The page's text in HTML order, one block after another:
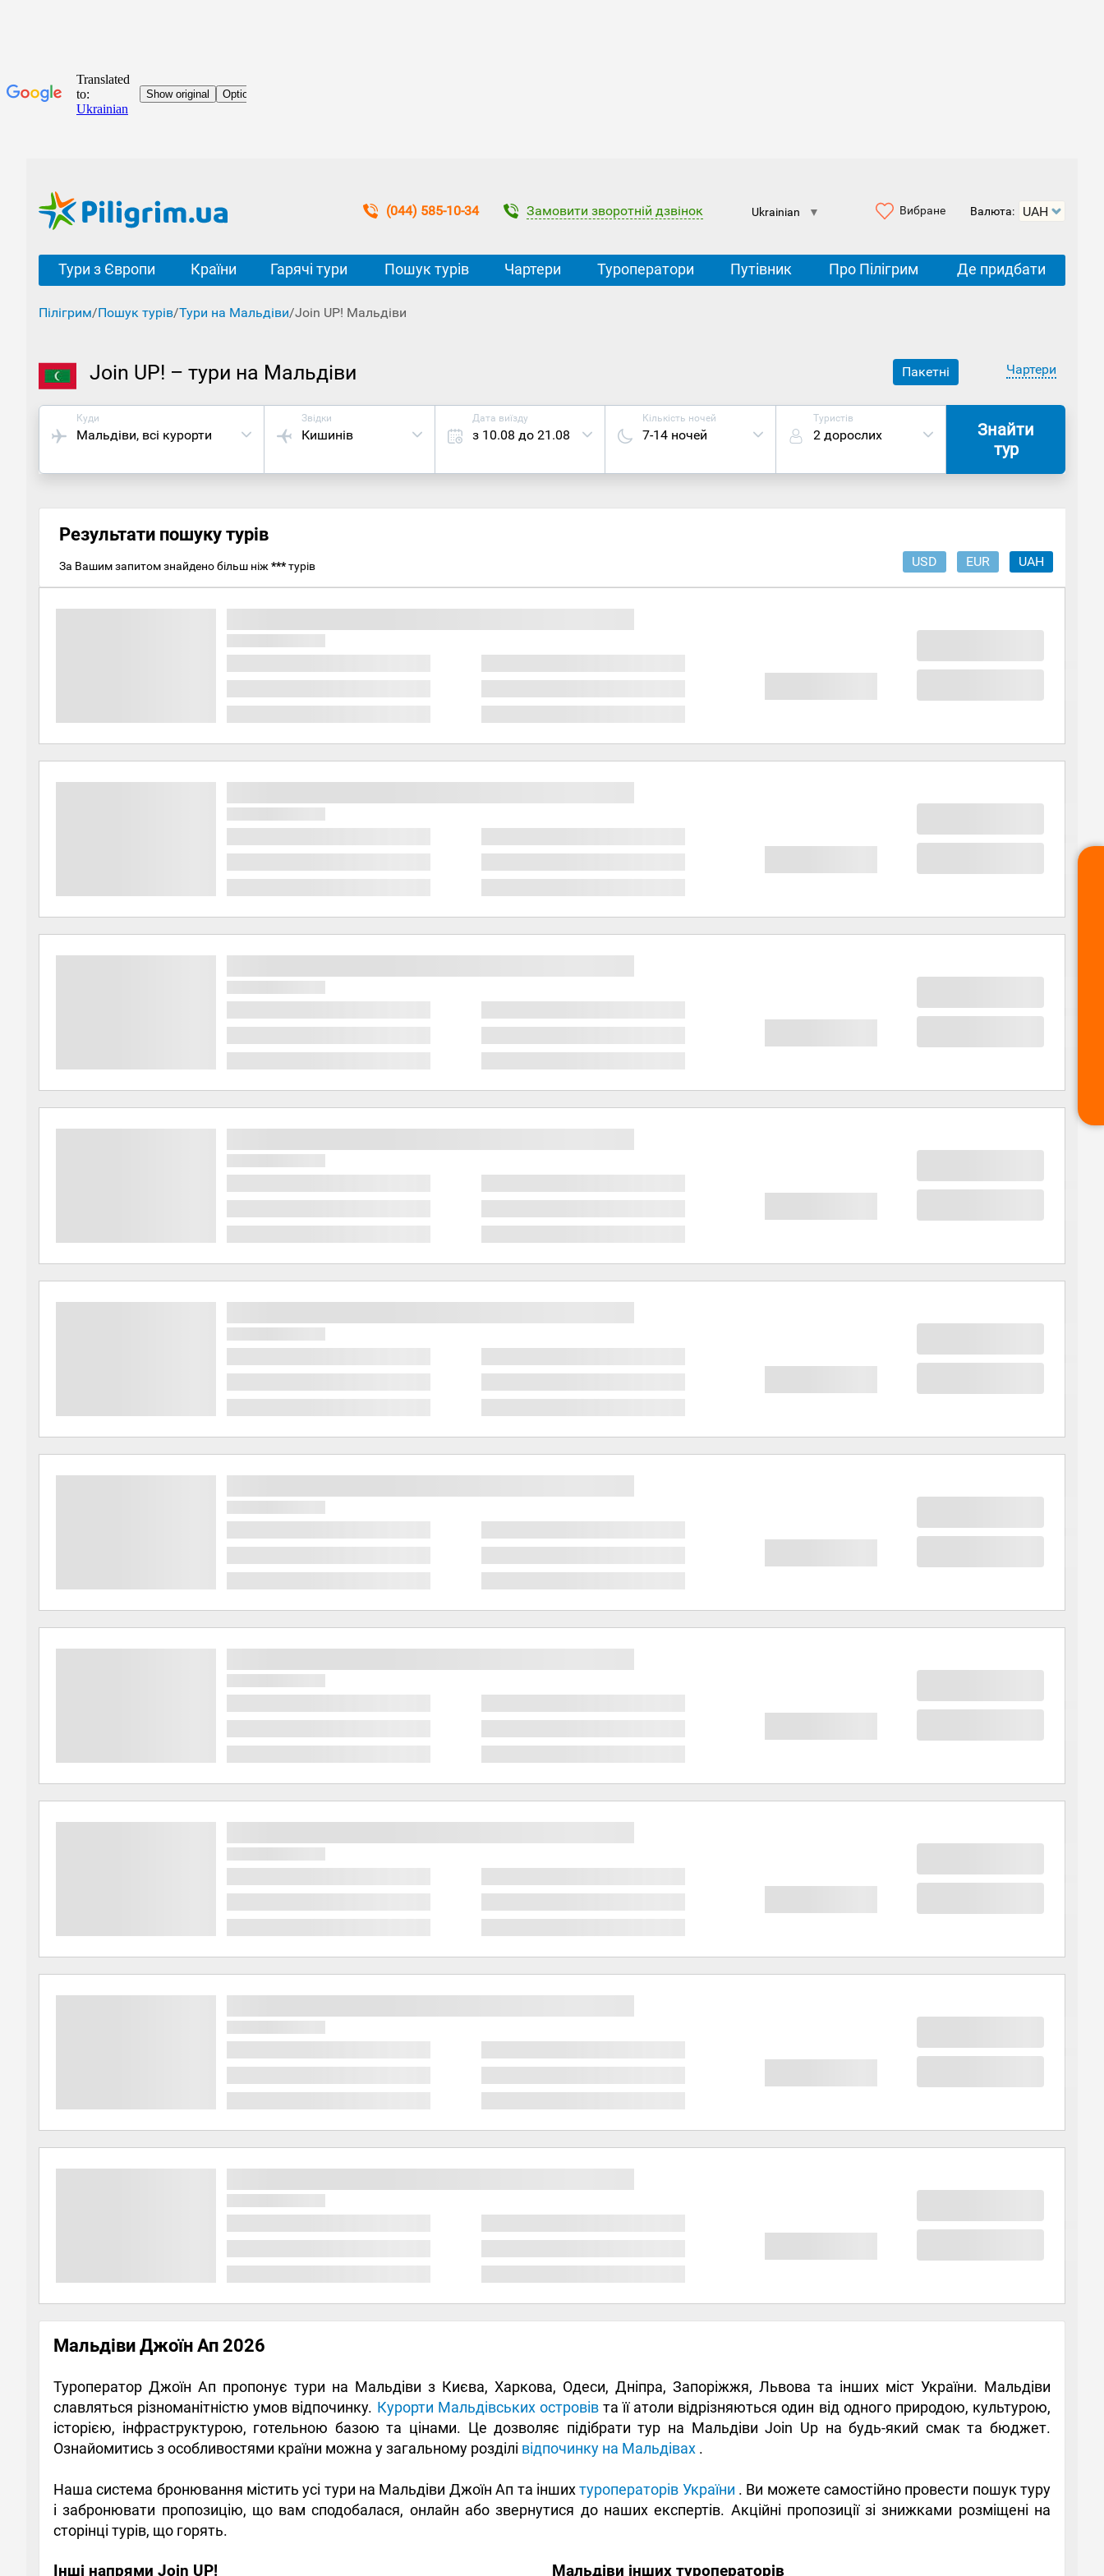
(044) 585-10-34 Замовити зворотній дзвінок Ukrainian ▼ Вибране Валюта:
Тури з Європи Країни Гарячі тури Пошук турів Чартери Туроператори Путівник Про Пілігрим Де придбати
Пілігрим/Пошук турів/Тури на Мальдіви/Join UP! Мальдіви
Join UP! – тури на Мальдіви Пакетні Чартери
Куди
Мальдіви, всі курорти
Звідки
Кишинів
Дата виїзду
з 10.08 до 21.08
Кількість ночей
7-14 ночей
Туристів
2 дорослих
Знайти
тур
Результати пошуку турів
USD EUR UAH
За Вашим запитом знайдено більш ніж ***турів
Мальдіви Джоїн Ап 2026
Туроператор Джоїн Ап пропонує тури на Мальдіви з Києва, Харкова, Одеси, Дніпра, Запоріжжя, Львова та інших міст України. Мальдіви
славляться різноманітністю умов відпочинку. Курорти Мальдівських островівта її атоли відрізняються один від одного природою, культурою,
історією, інфраструктурою, готельною базою та цінами. Це дозволяє підібрати тур на Мальдіви Join Up на будь-який смак та бюджет.
Ознайомитись з особливостями країни можна у загальному розділі відпочинку на Мальдівах .
Наша система бронювання містить усі тури на Мальдіви Джоїн Ап та іншихтуроператорів України . Ви можете самостійно провести пошук туру
і забронювати пропозицію, що вам сподобалася, онлайн або звернутися до наших експертів. Акційні пропозиції зі знижками розміщені на
сторінці турів, що горять.
Інші напрями Join UP! Мальдіви інших туроператорів